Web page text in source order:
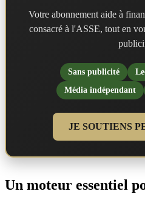
Votre abonnement aide à
consacré à l'ASSE, tout en
Sans publicité
Média indépendant
JE SOUTIENS
Un moteur essentiel